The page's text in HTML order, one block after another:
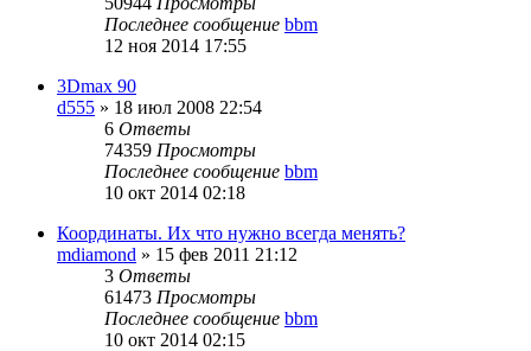
Последнее сообщение bbm
12 ноя 2014 17:55
3Dmax 90
d555 » 18 июл 2008 22:54
6 Ответы
74359 Просмотры
Последнее сообщение bbm
10 окт 2014 02:18
Координаты. Их что нужно всегда менять?
mdiamond » 15 фев 2011 21:12
3 Ответы
61473 Просмотры
Последнее сообщение bbm
10 окт 2014 02:15